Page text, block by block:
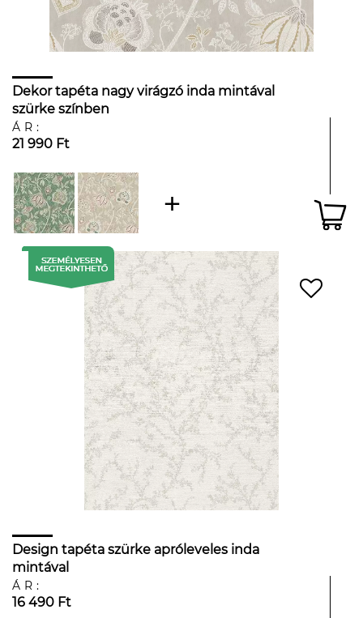
Dekor tapéta nagy virágzó inda mintával
szürke színben
ÁR:
21 990 Ft
Design tapéta szürke apróleveles inda
mintával
ÁR:
16 490 Ft